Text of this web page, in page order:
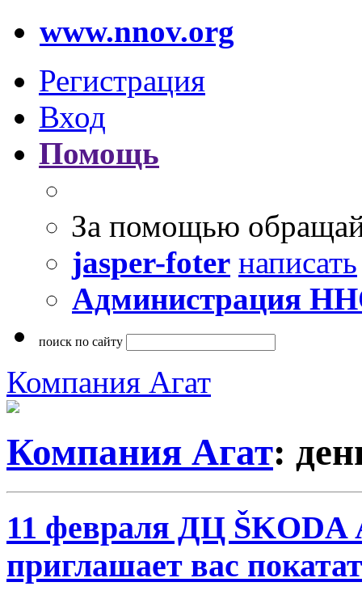
www.nnov.org
Регистрация
Вход
Помощь
За помощью
jasper-foter написать
Администрация
поиск по сайту
Компания Агат
Компания Агат:
11 февраля ДЦ ŠKODA
приглашает вас